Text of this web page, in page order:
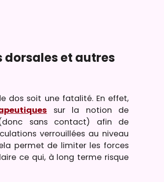
dorsales et autres
dos soit une fatalité. En effet,
sur la notion de
sans contact) afin de
verrouillées au niveau
permet de limiter les forces
ce qui, à long terme risque